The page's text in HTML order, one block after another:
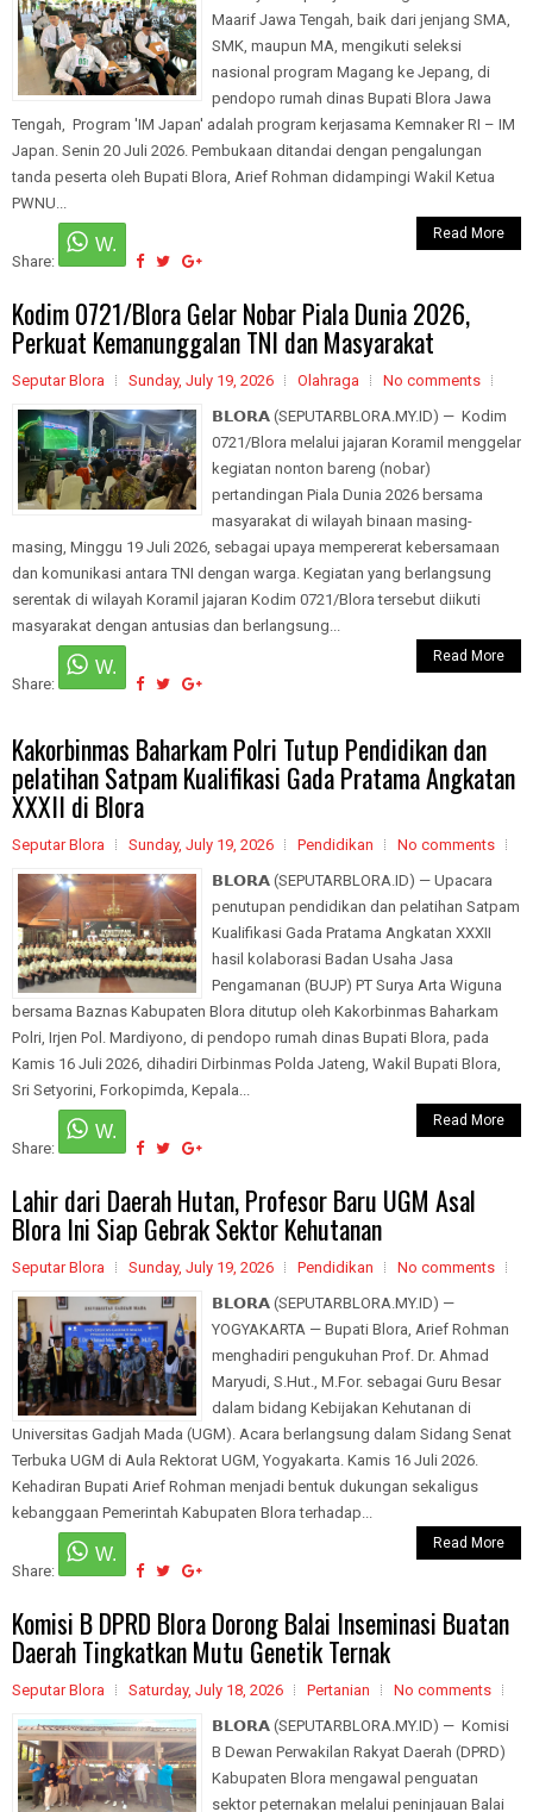
Maarif Jawa Tengah, baik dari jenjang SMA,
SMK, maupun MA, mengikuti seleksi
nasional program Magang ke Jepang, di
pendopo rumah dinas Bupati Blora Jawa
Tengah, Program 'IM Japan' adalah program kerjasama Kemnaker RI – IM
Japan. Senin 20 Juli 2026. Pembukaan ditandai dengan pengalungan
tanda peserta oleh Bupati Blora, Arief Rohman didampingi Wakil Ketua
PWNU...
Share:
Read More
Kodim 0721/Blora Gelar Nobar Piala Dunia 2026,
Perkuat Kemanunggalan TNI dan Masyarakat
Seputar Blora Sunday, July 19, 2026 Olahraga
No comments
𝗕𝗟𝗢𝗥𝗔 (SEPUTARBLORA.MY.ID) — Kodim
0721/Blora melalui jajaran Koramil menggelar
kegiatan nonton bareng (nobar)
pertandingan Piala Dunia 2026 bersama
masyarakat di wilayah binaan masing-
masing, Minggu 19 Juli 2026, sebagai upaya mempererat kebersamaan
dan komunikasi antara TNI dengan warga. Kegiatan yang berlangsung
serentak di wilayah Koramil jajaran Kodim 0721/Blora tersebut diikuti
masyarakat dengan antusias dan berlangsung...
Share:
Read More
Kakorbinmas Baharkam Polri Tutup Pendidikan dan
pelatihan Satpam Kualifikasi Gada Pratama Angkatan
XXXII di Blora
Seputar Blora Sunday, July 19, 2026 Pendidikan
No comments
𝗕𝗟𝗢𝗥𝗔 (SEPUTARBLORA.ID) — Upacara
penutupan pendidikan dan pelatihan Satpam
Kualifikasi Gada Pratama Angkatan XXXII
hasil kolaborasi Badan Usaha Jasa
Pengamanan (BUJP) PT Surya Arta Wiguna
bersama Baznas Kabupaten Blora ditutup oleh Kakorbinmas Baharkam
Polri, Irjen Pol. Mardiyono, di pendopo rumah dinas Bupati Blora, pada
Kamis 16 Juli 2026, dihadiri Dirbinmas Polda Jateng, Wakil Bupati Blora,
Sri Setyorini, Forkopimda, Kepala...
Share:
Read More
Lahir dari Daerah Hutan, Profesor Baru UGM Asal
Blora Ini Siap Gebrak Sektor Kehutanan
Seputar Blora Sunday, July 19, 2026 Pendidikan
No comments
𝗕𝗟𝗢𝗥𝗔 (SEPUTARBLORA.MY.ID) —
YOGYAKARTA — Bupati Blora, Arief Rohman
menghadiri pengukuhan Prof. Dr. Ahmad
Maryudi, S.Hut., M.For. sebagai Guru Besar
dalam bidang Kebijakan Kehutanan di
Universitas Gadjah Mada (UGM). Acara berlangsung dalam Sidang Senat
Terbuka UGM di Aula Rektorat UGM, Yogyakarta. Kamis 16 Juli 2026.
Kehadiran Bupati Arief Rohman menjadi bentuk dukungan sekaligus
kebanggaan Pemerintah Kabupaten Blora terhadap...
Share:
Read More
Komisi B DPRD Blora Dorong Balai Inseminasi Buatan
Daerah Tingkatkan Mutu Genetik Ternak
Seputar Blora Saturday, July 18, 2026 Pertanian
No comments
𝗕𝗟𝗢𝗥𝗔 (SEPUTARBLORA.MY.ID) — Komisi
B Dewan Perwakilan Rakyat Daerah (DPRD)
Kabupaten Blora mengawal penguatan
sektor peternakan melalui peninjauan Balai